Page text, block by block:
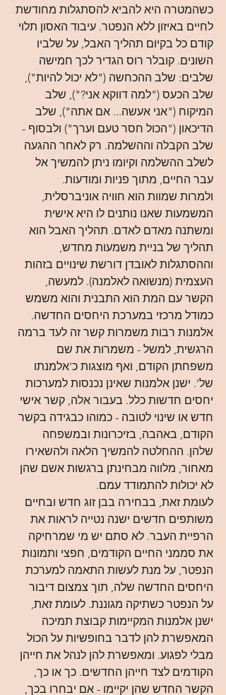
כשהמטרה היא להביא להסתגלות מחודשת
לחיים באיזון ללא הנפטר. עיבוד האסון תלוי
קודם כל בקיום תהליך האבל, על שלביו
השונים. קובלר רוס הגדיר לכך חמישה
שלבים: שלב ההכחשה ("לא יכול להיות"),
שלב הכעס ("למה דווקא אני?"), שלב
המיקוח ("אני אעשה... אם אתה"), שלב
הדיכאון ("הכול חסר טעם וערך") ולבסוף -
שלב הקבלה וההשלמה. רק לאחר ההגעה
לשלב ההשלמה וקיומו ניתן להמשיך אל
עבר החיים, מתוך פניות ומודעות.
ולמרות שמוות הוא חוויה אוניברסלית,
המשמעות שאנו נותנים לו היא אישית
ומשתנה מאדם לאדם. תהליך האבל הוא
תהליך של בניית משמעות מחדש,
וההסתגלות לאובדן דורשת שינויים בזהות
העצמית (מנשואה לאלמנה). למעשה,
הקשר עם המת הוא התבנית והוא משמש
כמודל מרכזי במערכת היחסים החדשה.
אלמנות רבות משמרות קשר זה לעד ברמה
הרגשית, למשל - משמרות את שם
משפחתן הקודם, ואף מוצגות כ'אלמנתו
של'. ישנן אלמנות שאינן נכנסות למערכות
יחסים חדשות כלל. בעבור אלה, קשר אישי
חדש או שינוי לטובה - כמוהו כבגידה בקשר
הקודם, באהבה, בזיכרונות ובמשפחה
שלהן. ההחלטה להמשיך הלאה ולהשאירו
מאחור, מלווה מבחינתן ברגשות אשם שהן
לא יכולות להתמודד עמם.
לעומת זאת, בבחירה בבן זוג חדש ובחיים
משותפים חדשים ישנה נטייה לראות את
הרפיית העבר. לא סתם יש מי שמרחיקה
את סממני החיים הקודמים, חפצי ותמונות
הנפטר, על מנת לעשות התאמה למערכת
היחסים החדשה שלה, תוך צמצום דיבור
על הנפטר כשתיקה מגוננת. לעומת זאת,
ישנן אלמנות המקיימות קבוצת תמיכה
המאפשרת להן לדבר בחופשיות על הכול
מבלי לפגוע. ומאפשרת להן לנהל את חייהן
הקודמים לצד חייהן החדשים. כך או כך,
הקשר החדש שהן יקיימו - אם יבחרו בכך,